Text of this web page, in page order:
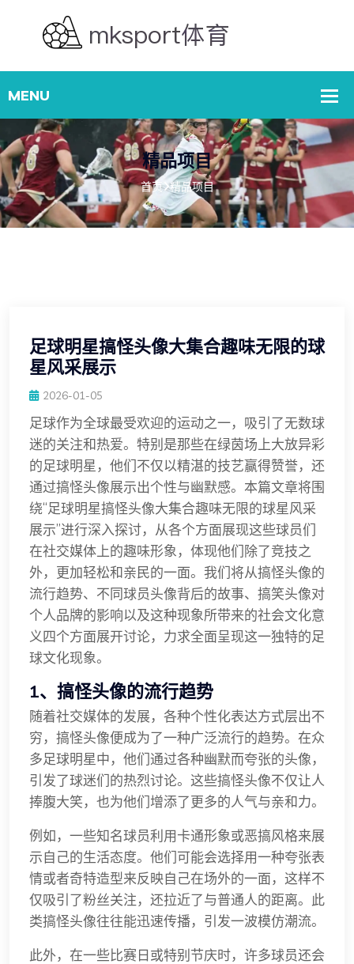
精品项目
首页 精品项目
足球明星搞怪头像大集合趣味无限的球
星风采展示
2026-01-05
足球作为全球最受欢迎的运动之一，吸引了无数球
迷的关注和热爱。特别是那些在绿茵场上大放异彩
的足球明星，他们不仅以精湛的技艺赢得赞誉，还
通过搞怪头像展示出个性与幽默感。本篇文章将围
绕“足球明星搞怪头像大集合趣味无限的球星风采
展示”进行深入探讨，从各个方面展现这些球员们
在社交媒体上的趣味形象，体现他们除了竞技之
外，更加轻松和亲民的一面。我们将从搞怪头像的
流行趋势、不同球员头像背后的故事、搞笑头像对
个人品牌的影响以及这种现象所带来的社会文化意
义四个方面展开讨论，力求全面呈现这一独特的足
球文化现象。
1、搞怪头像的流行趋势
随着社交媒体的发展，各种个性化表达方式层出不
穷，搞怪头像便成为了一种广泛流行的趋势。在众
多足球明星中，他们通过各种幽默而夸张的头像，
引发了球迷们的热烈讨论。这些搞怪头像不仅让人
捧腹大笑，也为他们增添了更多的人气与亲和力。
例如，一些知名球员利用卡通形象或恶搞风格来展
示自己的生活态度。他们可能会选择用一种夸张表
情或者奇特造型来反映自己在场外的一面，这样不
仅吸引了粉丝关注，还拉近了与普通人的距离。此
类搞怪头像往往能迅速传播，引发一波模仿潮流。
此外，在一些比赛日或特别节庆时，许多球员还会